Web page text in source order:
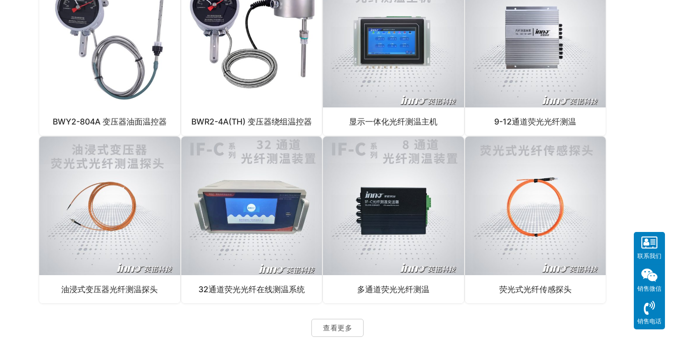
BWY2-804A 变压器油面温控器 BWR2-4A(TH) 变压器绕组温控器 显示一体化光纤测温主机 9-12通道荧光光纤测温
油浸式变压器光纤测温探头 32通道荧光光纤在线测温系统 多通道荧光光纤测温 荧光式光纤传感探头
查看更多
联系我们
销售微信
销售电话